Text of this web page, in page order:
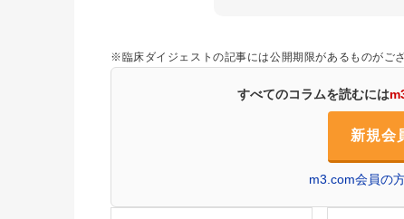
※臨床ダイジェストの記事には公開期限があるものがご
すべてのコラムを読むには
新規会
m3.com会員の